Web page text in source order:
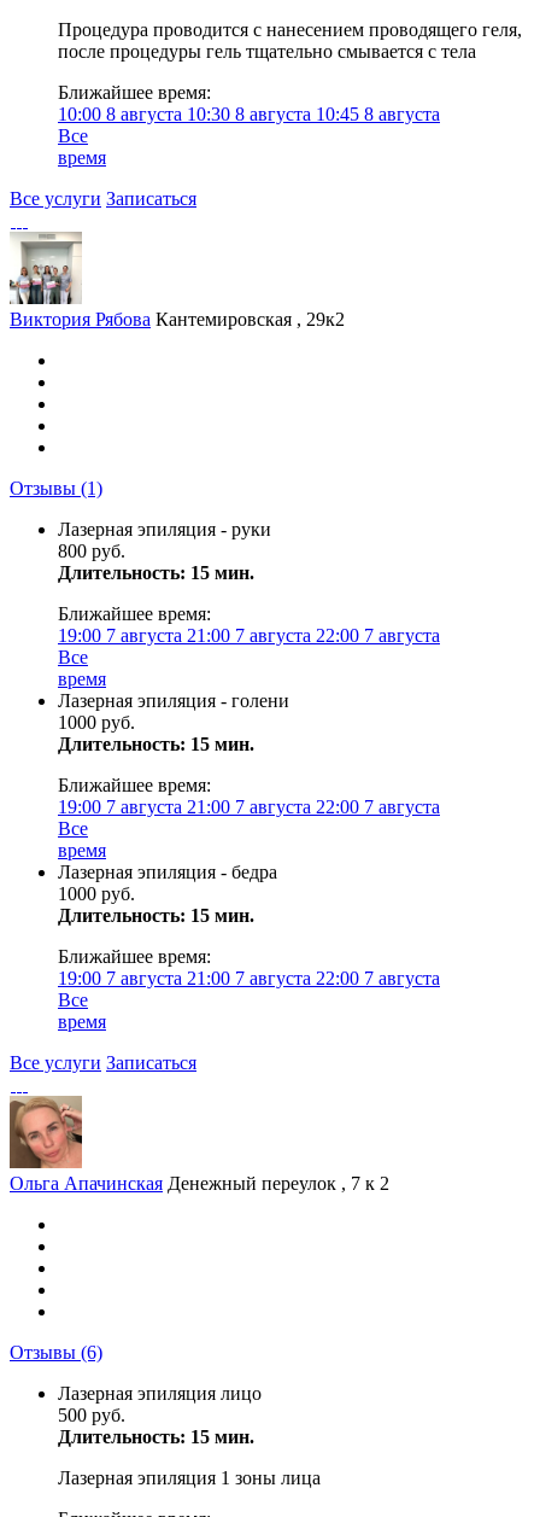
Процедура проводится с нанесением проводящего геля,
после процедуры гель тщательно смывается с тела
Ближайшее время:
10:00 8 августа 10:30 8 августа 10:45 8 августа
Все
время
Все услуги Записаться
Виктория Рябова Кантемировская , 29к2
Отзывы (1)
Лазерная эпиляция - руки
800 руб.
Длительность: 15 мин.
Ближайшее время:
19:00 7 августа 21:00 7 августа 22:00 7 августа
Все
время
Лазерная эпиляция - голени
1000 руб.
Длительность: 15 мин.
Ближайшее время:
19:00 7 августа 21:00 7 августа 22:00 7 августа
Все
время
Лазерная эпиляция - бедра
1000 руб.
Длительность: 15 мин.
Ближайшее время:
19:00 7 августа 21:00 7 августа 22:00 7 августа
Все
время
Все услуги Записаться
Ольга Апачинская Денежный переулок , 7 к 2
Отзывы (6)
Лазерная эпиляция лицо
500 руб.
Длительность: 15 мин.
Лазерная эпиляция 1 зоны лица